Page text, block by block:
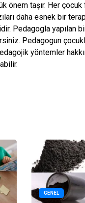
önem taşır. Her
daha esnek bir
Pedagogla yapılan
Pedagogun
yöntemler
GENEL